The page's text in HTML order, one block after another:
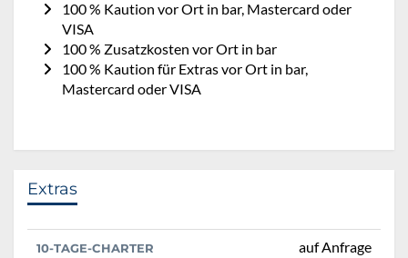
100 % Kaution vor Ort in bar, Mastercard oder
VISA
100 % Zusatzkosten vor Ort in bar
100 % Kaution für Extras vor Ort in bar,
Mastercard oder VISA
Extras
10-TAGE-CHARTER auf Anfrage